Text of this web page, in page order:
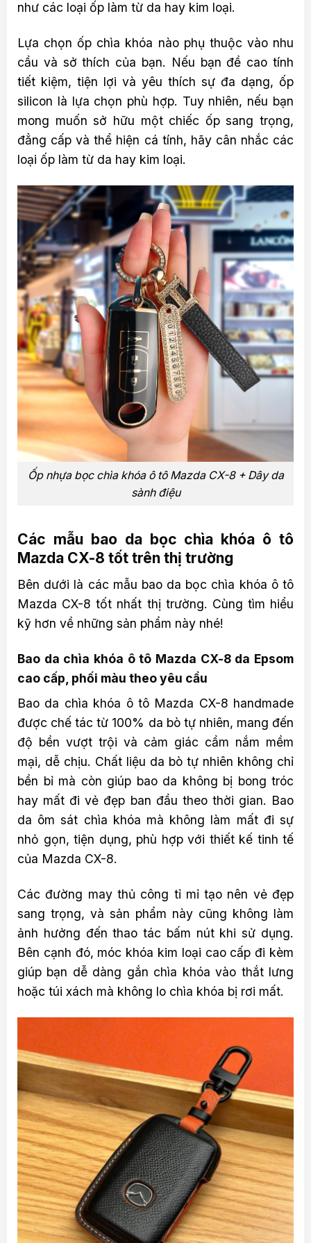
như các loại ốp làm từ da hay kim loại.
Lựa chọn ốp chìa khóa nào phụ thuộc vào nhu
cầu và sở thích của bạn. Nếu bạn đề cao tính
tiết kiệm, tiện lợi và yêu thích sự đa dạng, ốp
silicon là lựa chọn phù hợp. Tuy nhiên, nếu bạn
mong muốn sở hữu một chiếc ốp sang trọng,
đẳng cấp và thể hiện cá tính, hãy cân nhắc các
loại ốp làm từ da hay kim loại.
Ốp nhựa bọc chìa khóa ô tô Mazda CX-8 + Dây da
sành điệu
Các mẫu bao da bọc chìa khóa ô tô
Mazda CX-8 tốt trên thị trường
Bên dưới là các mẫu bao da bọc chìa khóa ô tô
Mazda CX-8 tốt nhất thị trường. Cùng tìm hiểu
kỹ hơn về những sản phẩm này nhé!
Bao da chìa khóa ô tô Mazda CX-8 da Epsom
cao cấp, phối màu theo yêu cầu
Bao da chìa khóa ô tô Mazda CX-8 handmade
được chế tác từ 100% da bò tự nhiên, mang đến
độ bền vượt trội và cảm giác cầm nắm mềm
mại, dễ chịu. Chất liệu da bò tự nhiên không chỉ
bền bỉ mà còn giúp bao da không bị bong tróc
hay mất đi vẻ đẹp ban đầu theo thời gian. Bao
da ôm sát chìa khóa mà không làm mất đi sự
nhỏ gọn, tiện dụng, phù hợp với thiết kế tinh tế
của Mazda CX-8.
Các đường may thủ công tỉ mỉ tạo nên vẻ đẹp
sang trọng, và sản phẩm này cũng không làm
ảnh hưởng đến thao tác bấm nút khi sử dụng.
Bên cạnh đó, móc khóa kim loại cao cấp đi kèm
giúp bạn dễ dàng gắn chìa khóa vào thắt lưng
hoặc túi xách mà không lo chìa khóa bị rơi mất.